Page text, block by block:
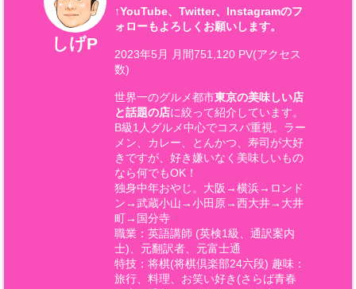
しげP
↑YouTube、Twitter、Instagramのフ
ォローもよろしくお願いします。
2023年5月 月間751,120 PV(アクセス
数)
世界一のグルメ都市東京の美味しい店
と話題の店に絞って紹介しています。
B級1人グルメ中心でコスパ重視。ラー
メン、カレー、とんかつ、寿司が大好
きですが、好き嫌いなく美味しいもの
なら何でもOK！
独身中年おやじ。大阪→横浜→ロンド
ン→武蔵小山→小田原→西大井→大井
町→国分寺
職業：英語講師 (英検1級、通訳案内
士)、元翻訳者、元富士通
特技：将棋(将棋倶楽部24六段) 趣味：
旅行、料理、お笑い好き(さらば青春